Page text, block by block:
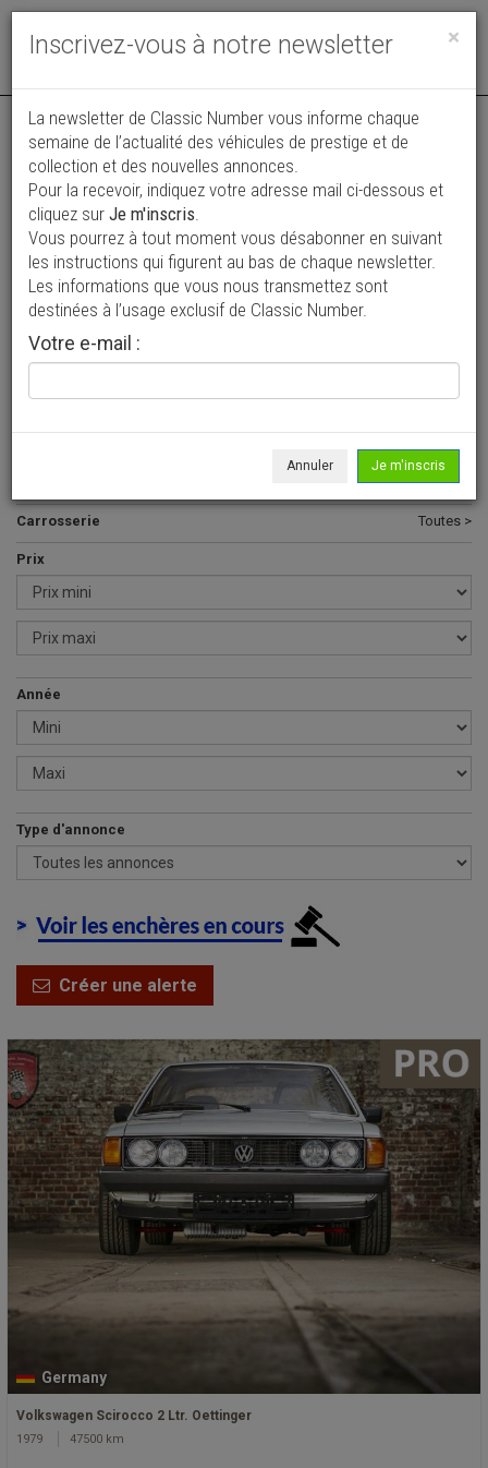
Toggle
Vos annonces vues par
plus de 4 millions de collectionneurs
Ajouter une annonce
> Rechercher un véhicule
Scirocco >
Carrosserie Toutes >
Prix
Année
Type d'annonce
Créer une alerte
Germany
Volkswagen Scirocco 2 Ltr. Oettinger
1979 47500 km
×
Inscrivez-vous à notre newsletter
La newsletter de Classic Number vous informe chaque
semaine de l’actualité des véhicules de prestige et de
collection et des nouvelles annonces.
Pour la recevoir, indiquez votre adresse mail ci-dessous et
cliquez sur Je m'inscris.
Vous pourrez à tout moment vous désabonner en suivant
les instructions qui figurent au bas de chaque newsletter.
Les informations que vous nous transmettez sont
destinées à l’usage exclusif de Classic Number.
Votre e-mail :
Annuler Je m'inscris